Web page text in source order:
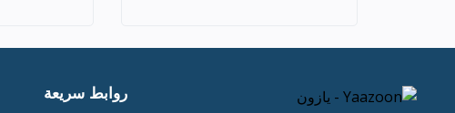
روابط سريعة